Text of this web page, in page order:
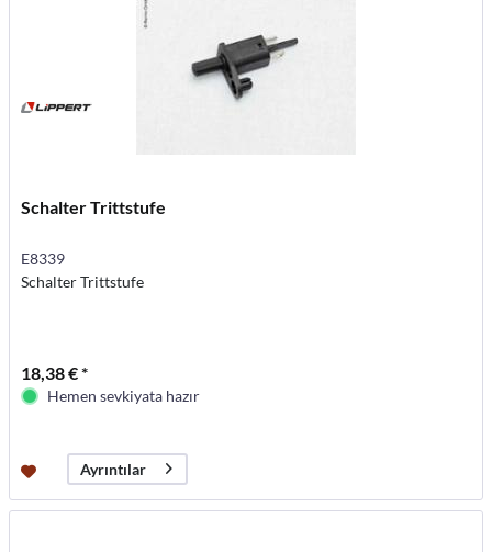
Schalter Trittstufe
E8339
Schalter Trittstufe
18,38 € *
Hemen sevkiyata hazır
Ayrıntılar